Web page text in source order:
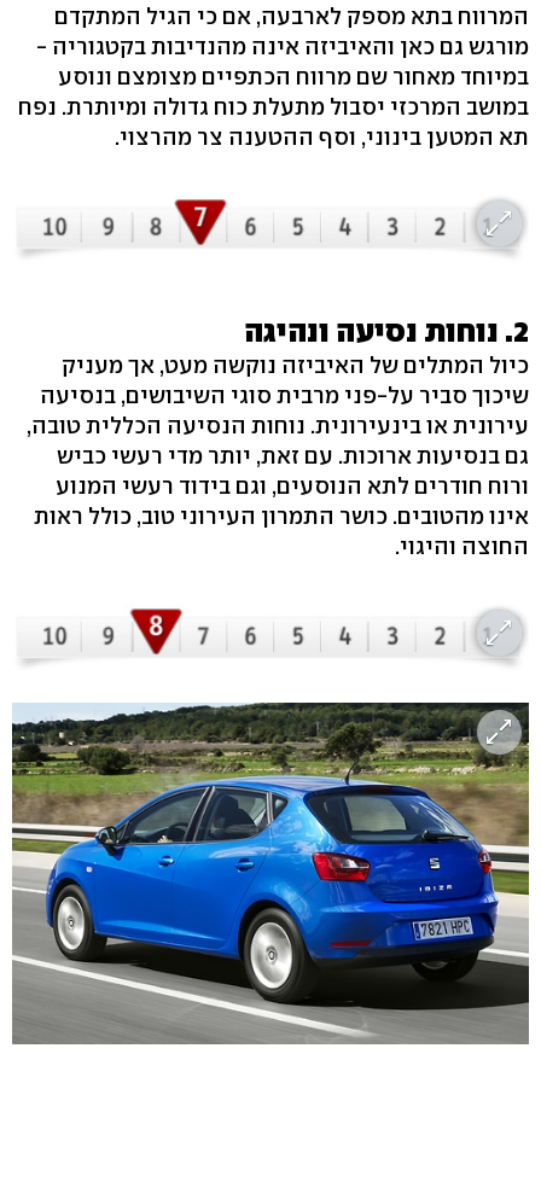
המרווח בתא מספק לארבעה, אם כי הגיל המתקדם
מורגש גם כאן והאיביזה אינה מהנדיבות בקטגוריה -
במיוחד מאחור שם מרווח הכתפיים מצומצם ונוסע
במושב המרכזי יסבול מתעלת כוח גדולה ומיותרת. נפח
תא המטען בינוני, וסף ההטענה צר מהרצוי.
2. נוחות נסיעה ונהיגה
כיול המתלים של האיביזה נוקשה מעט, אך מעניק
שיכוך סביר על-פני מרבית סוגי השיבושים, בנסיעה
עירונית או בינעירונית. נוחות הנסיעה הכללית טובה,
גם בנסיעות ארוכות. עם זאת, יותר מדי רעשי כביש
ורוח חודרים לתא הנוסעים, וגם בידוד רעשי המנוע
אינו מהטובים. כושר התמרון העירוני טוב, כולל ראות
החוצה והיגוי.